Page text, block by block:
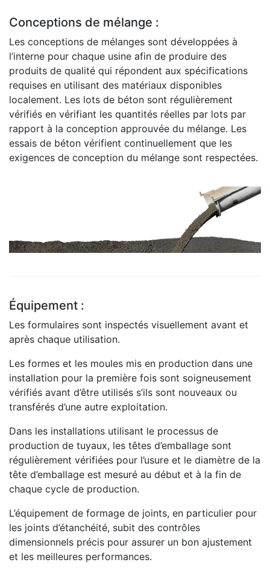
Conceptions de mélange :
Les conceptions de mélanges sont développées à
l’interne pour chaque usine afin de produire des
produits de qualité qui répondent aux spécifications
requises en utilisant des matériaux disponibles
localement. Les lots de béton sont régulièrement
vérifiés en vérifiant les quantités réelles par lots par
rapport à la conception approuvée du mélange. Les
essais de béton vérifient continuellement que les
exigences de conception du mélange sont respectées.
Équipement :
Les formulaires sont inspectés visuellement avant et
après chaque utilisation.
Les formes et les moules mis en production dans une
installation pour la première fois sont soigneusement
vérifiés avant d’être utilisés s’ils sont nouveaux ou
transférés d’une autre exploitation.
Dans les installations utilisant le processus de
production de tuyaux, les têtes d’emballage sont
régulièrement vérifiées pour l’usure et le diamètre de la
tête d’emballage est mesuré au début et à la fin de
chaque cycle de production.
L’équipement de formage de joints, en particulier pour
les joints d’étanchéité, subit des contrôles
dimensionnels précis pour assurer un bon ajustement
et les meilleures performances.